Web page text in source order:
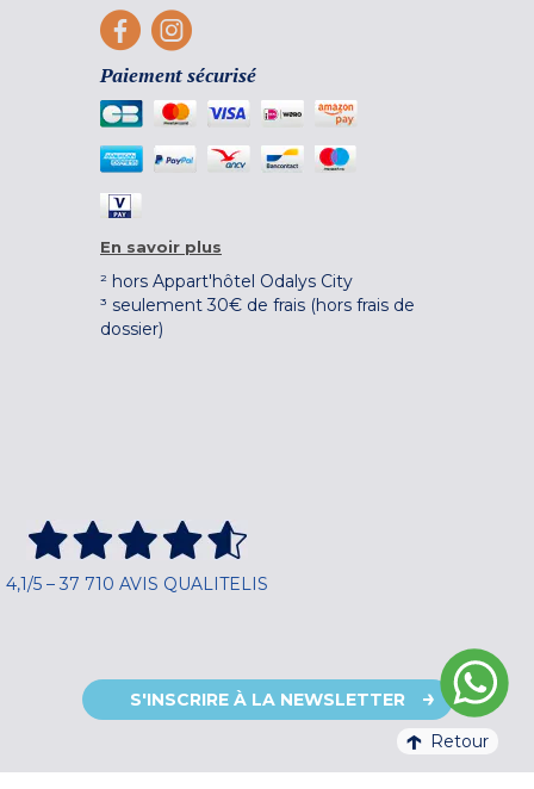
Paiement sécurisé
En savoir plus
² hors Appart'hôtel Odalys City
³ seulement 30€ de frais (hors frais de
dossier)
4,1/5 – 37 710 AVIS QUALITELIS
S'INSCRIRE À LA NEWSLETTER
Retour